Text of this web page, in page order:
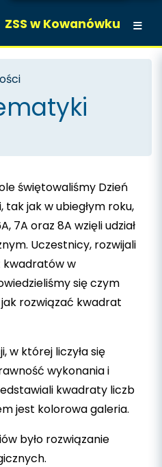
ZSS w Kowanówku
świętowaliśmy Dzień
tak jak w ubiegłym roku,
7A oraz 8A wzięli udział
Uczestnicy, rozwijali
kwadratów w
się czym
rozwiązać kwadrat
w której liczyła się
wykonania i
kwadraty liczb
jest kolorowa galeria.
było rozwiązanie